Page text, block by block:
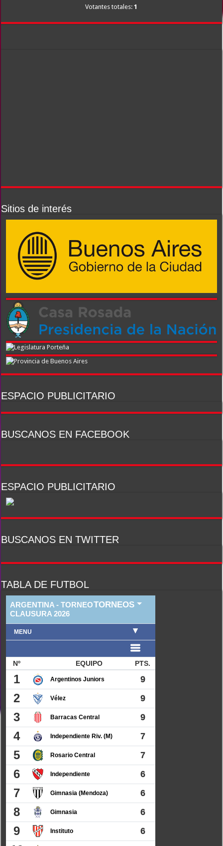
Votantes totales:1
Sitios de interés
ESPACIO PUBLICITARIO
https://utpba.org/beneficios/
BUSCANOS EN FACEBOOK
ESPACIO PUBLICITARIO
BUSCANOS EN TWITTER
TABLA DE FUTBOL